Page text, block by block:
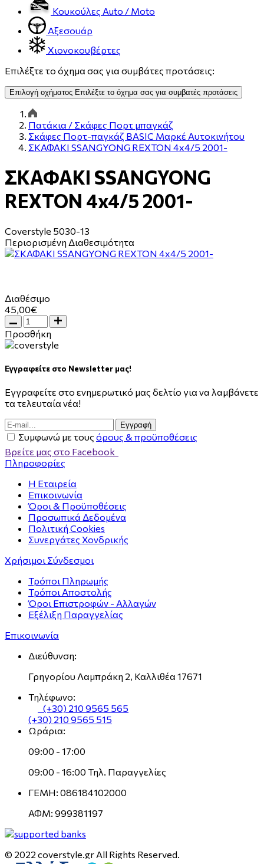
Κουκούλες Auto / Moto
Αξεσουάρ
Χιονοκουβέρτες
Επιλέξτε το όχημα σας για συμβάτες προτάσεις:
Επιλογή οχήματος Επιλέξτε το όχημα σας για συμβατές προτάσεις
Πατάκια / Σκάφες Πορτ μπαγκάζ
Σκάφες Πορτ-παγκάζ BASIC Μαρκέ Αυτοκινήτου
ΣΚΑΦΑΚΙ SSANGYONG REXTON 4x4/5 2001-
ΣΚΑΦΑΚΙ SSANGYONG
REXTON 4x4/5 2001-
Coverstyle 5030-13
Περιορισμένη Διαθεσιμότητα
Διαθέσιμο
45,00€
Προσθήκη
Εγγραφείτε στο Newsletter μας!
Εγγραφείτε στο ενημερωτικό μας δελτίο για να λαμβάνετε
τα τελευταία νέα!
Eγγραφή
Συμφωνώ με τους όρους & προϋποθέσεις
Βρείτε μας στο Facebook
Πληροφορίες
Η Εταιρεία
Επικοινωνία
Όροι & Προϋποθέσεις
Προσωπικά Δεδομένα
Πολιτική Cookies
Συνεργάτες Χονδρικής
Χρήσιμοι Σύνδεσμοι
Τρόποι Πληρωμής
Τρόποι Αποστολής
Όροι Επιστροφών - Αλλαγών
Εξέλιξη Παραγγελίας
Επικοινωνία
Διεύθυνση:
Γρηγορίου Λαμπράκη 2, Καλλιθέα 17671
Τηλέφωνο:
(+30) 210 9565 565
(+30) 210 9565 515
Ωράρια:
09:00 - 17:00
09:00 - 16:00 Τηλ. Παραγγελίες
ΓΕΜΗ: 086184102000
ΑΦΜ: 999381197
© 2022 coverstyle.gr All Rights Reserved.